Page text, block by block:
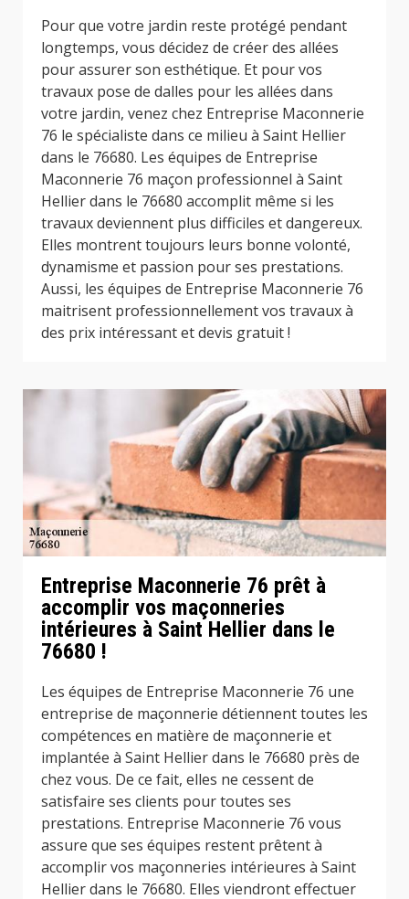
Pour que votre jardin reste protégé pendant
longtemps, vous décidez de créer des allées
pour assurer son esthétique. Et pour vos
travaux pose de dalles pour les allées dans
votre jardin, venez chez Entreprise Maconnerie
76 le spécialiste dans ce milieu à Saint Hellier
dans le 76680. Les équipes de Entreprise
Maconnerie 76 maçon professionnel à Saint
Hellier dans le 76680 accomplit même si les
travaux deviennent plus difficiles et dangereux.
Elles montrent toujours leurs bonne volonté,
dynamisme et passion pour ses prestations.
Aussi, les équipes de Entreprise Maconnerie 76
maitrisent professionnellement vos travaux à
des prix intéressant et devis gratuit !
Entreprise Maconnerie 76 prêt à
accomplir vos maçonneries
intérieures à Saint Hellier dans le
76680 !
Les équipes de Entreprise Maconnerie 76 une
entreprise de maçonnerie détiennent toutes les
compétences en matière de maçonnerie et
implantée à Saint Hellier dans le 76680 près de
chez vous. De ce fait, elles ne cessent de
satisfaire ses clients pour toutes ses
prestations. Entreprise Maconnerie 76 vous
assure que ses équipes restent prêtent à
accomplir vos maçonneries intérieures à Saint
Hellier dans le 76680. Elles viendront effectuer